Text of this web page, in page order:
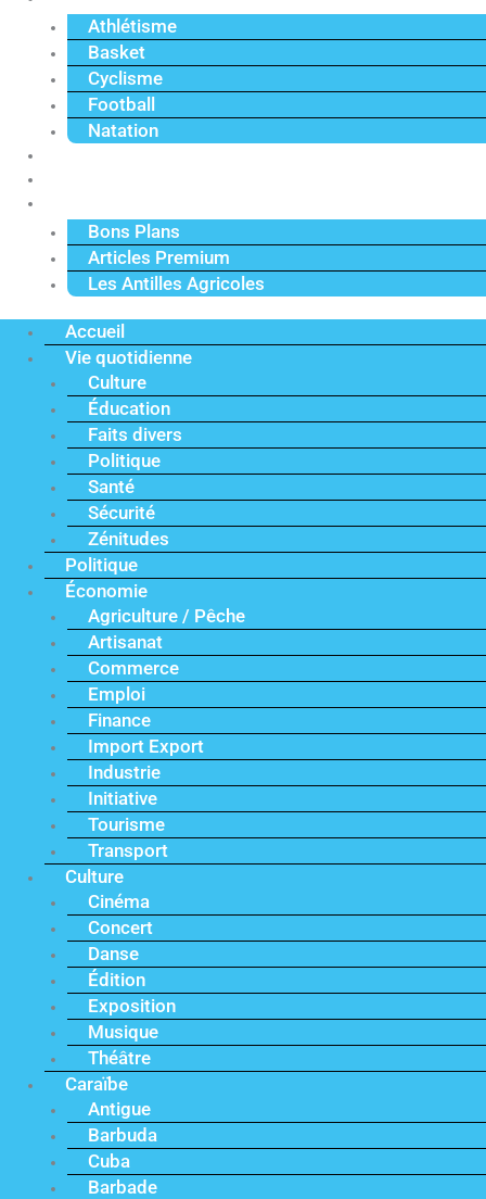
Athlétisme
Basket
Cyclisme
Football
Natation
Bons Plans
Articles Premium
Les Antilles Agricoles
Accueil
Vie quotidienne
Culture
Éducation
Faits divers
Politique
Santé
Sécurité
Zénitudes
Politique
Économie
Agriculture / Pêche
Artisanat
Commerce
Emploi
Finance
Import Export
Industrie
Initiative
Tourisme
Transport
Culture
Cinéma
Concert
Danse
Édition
Exposition
Musique
Théâtre
Caraïbe
Antigue
Barbuda
Cuba
Barbade